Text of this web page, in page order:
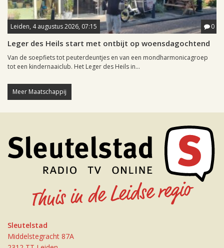
Leiden, 4 augustus 2026, 07:15 0
Leger des Heils start met ontbijt op woensdagochtend
Van de soepfiets tot peuterdeuntjes en van een mondharmonicagroep
tot een kindernaaiclub. Het Leger des Heils in...
Meer Maatschappij
Sleutelstad
Middelstegracht 87A